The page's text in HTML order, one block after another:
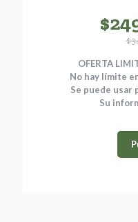
OFERTA
No hay límite
Se puede usar
Su